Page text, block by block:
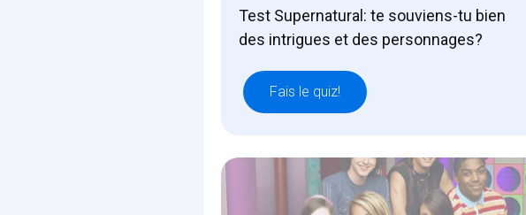
Test Supernatural: te souviens-tu bien
des intrigues et des personnages?
Fais le quiz!